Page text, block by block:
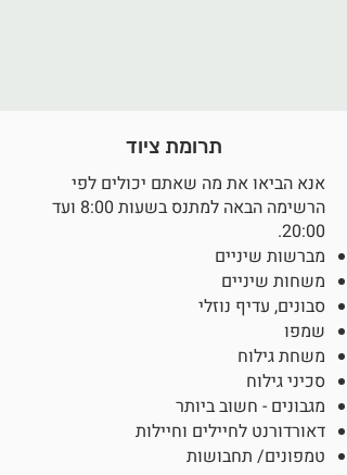
תרומת ציוד
אנא הביאו את מה שאתם יכולים לפי
הרשימה הבאה למתנס בשעות 8:00 ועד
20:00.
מברשות שיניים
משחות שיניים
סבונים, עדיף נוזלי
שמפו
משחת גילוח
סכיני גילוח
מגבונים - חשוב ביותר
דאורדורנט לחיילים וחיילות
טמפונים/ תחבושות